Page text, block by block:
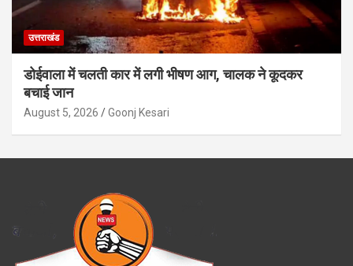
उत्तराखंड
डोईवाला में चलती कार में लगी भीषण आग, चालक ने कूदकर
बचाई जान
August 5, 2026 Goonj Kesari